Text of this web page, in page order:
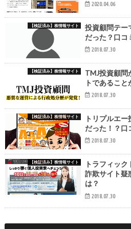
2020.04.06
【検証済み】株情報サイト
投資顧問テー
だった？口コ
2018.07.30
【検証済み】株情報サイト
TMJ投資顧問
トであること
2018.07.30
【検証済み】株情報サイト
トリプルエ
だった！？口
2018.07.30
【検証済み】株情報サイト
トラフィッ
詐欺サイト疑
は？
2018.07.30